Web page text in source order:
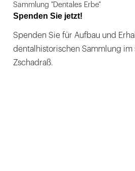
Sammlung "Dentales Erbe"
Spenden Sie jetzt!
Spenden Sie für Aufbau und
dentalhistorischen Sammlung im
Zschadraß.